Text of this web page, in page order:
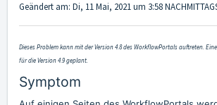
Geändert am: Di, 11 Mai, 2021 um 3:58
Dieses Problem kann mit der Version 4.8 des WorkflowPortals auftreten.
für die Version 4.9 geplant.
Symptom